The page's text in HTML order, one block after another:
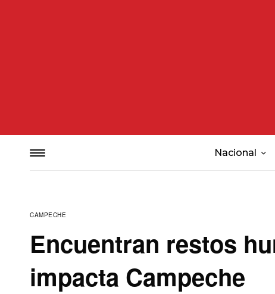
Nacional
CAMPECHE
Encuentran restos
impacta Campeche